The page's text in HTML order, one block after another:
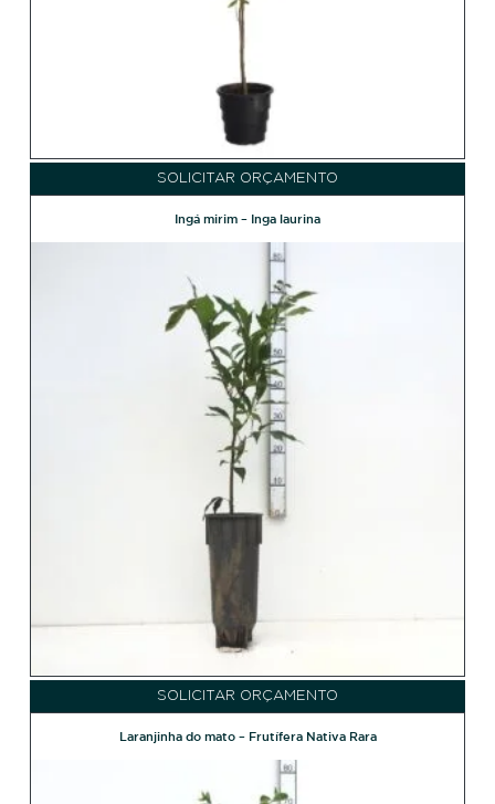
SOLICITAR ORÇAMENTO
Ingá mirim – Inga laurina
SOLICITAR ORÇAMENTO
Laranjinha do mato – Frutífera Nativa Rara